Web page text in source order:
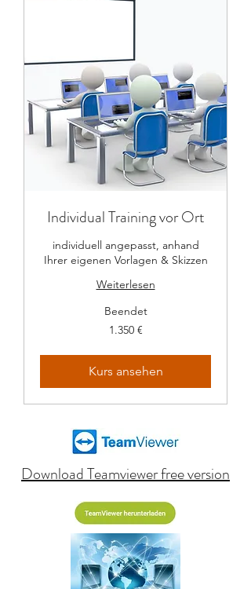
Individual Training vor Ort
individuell angepasst, anhand
Ihrer eigenen Vorlagen & Skizzen
Weiterlesen
Beendet
1.350 €
Kurs ansehen
DownloadTeamviewerfree version